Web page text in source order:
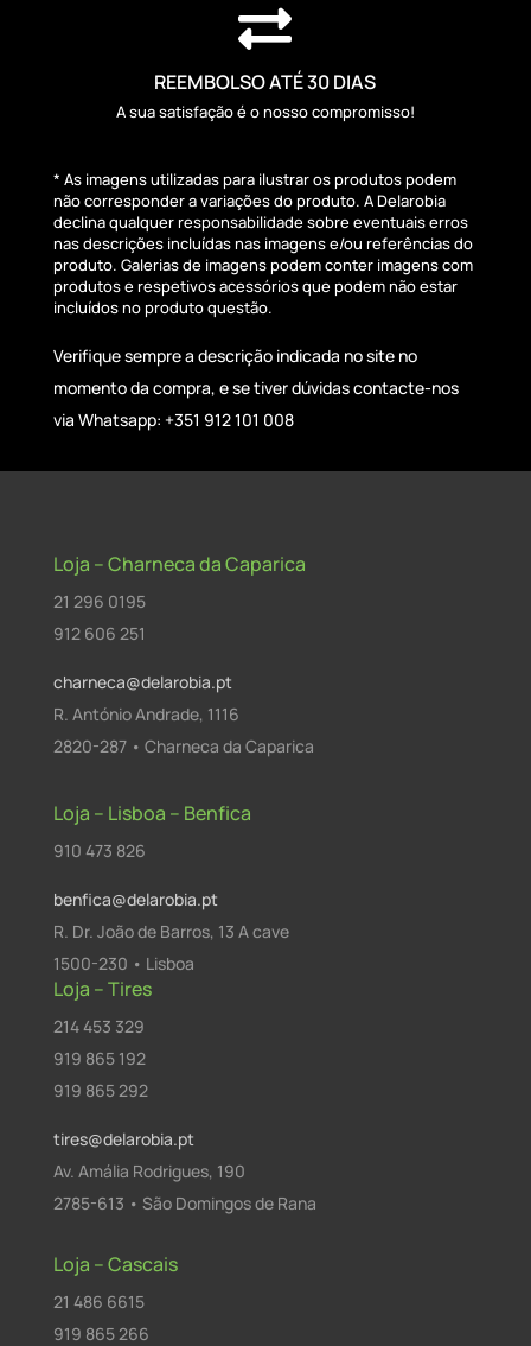

REEMBOLSO ATÉ 30 DIAS
A sua satisfação é o nosso compromisso!
* As imagens utilizadas para ilustrar os produtos podem
não corresponder a variações do produto. A Delarobia
declina qualquer responsabilidade sobre eventuais erros
nas descrições incluídas nas imagens e/ou referências do
produto. Galerias de imagens podem conter imagens com
produtos e respetivos acessórios que podem não estar
incluídos no produto questão.
Verifique sempre a descrição indicada no site no
momento da compra, e se tiver dúvidas contacte-nos
via Whatsapp: +351 912 101 008
Loja – Charneca da Caparica
21 296 0195
912 606 251
charneca@delarobia.pt
R. António Andrade, 1116
2820-287 • Charneca da Caparica
Loja – Lisboa – Benfica
910 473 826
benfica@delarobia.pt
R. Dr. João de Barros, 13 A cave
1500-230 • Lisboa
Loja – Tires
214 453 329
919 865 192
919 865 292
tires@delarobia.pt
Av. Amália Rodrigues, 190
2785-613 • São Domingos de Rana
Loja – Cascais
21 486 6615
919 865 266